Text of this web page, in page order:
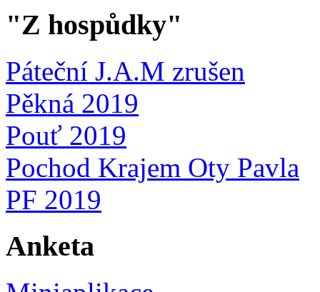
"Z hospůdky"
Páteční J.A.M zrušen
Pěkná 2019
Pouť 2019
Pochod Krajem Oty Pavla
PF 2019
Anketa